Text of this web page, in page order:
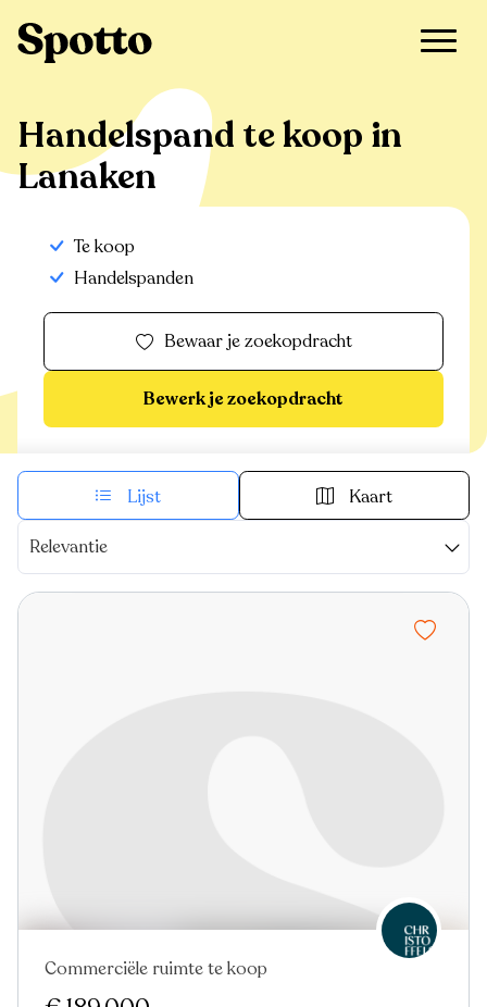
Lanaken
Handelspand te koop in
Lanaken
Te koop
Handelspanden
Bewaar je zoekopdracht
Bewerk je zoekopdracht
Lijst Kaart
Relevantie
Nieuw
Commerciële ruimte te koop